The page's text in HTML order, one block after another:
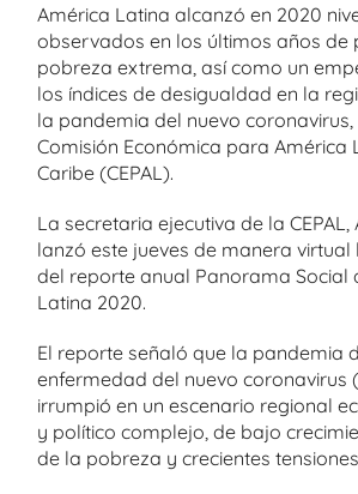
América Latina alcanzó en 2020
observados en los últimos años de
pobreza extrema, así como un
los índices de desigualdad en la
la pandemia del nuevo coronavirus,
Comisión Económica para América
Caribe (CEPAL).
La secretaria ejecutiva de la CEPAL,
lanzó este jueves de manera virtual
del reporte anual Panorama Social
Latina 2020.
El reporte señaló que la pandemia
enfermedad del nuevo coronavirus
irrumpió en un escenario regional
y político complejo, de bajo
de la pobreza y crecientes